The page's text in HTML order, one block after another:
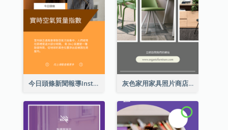
今日頭條新聞報導Instagram限時動態 灰色家用家具照片商店開業Instagram限時動態